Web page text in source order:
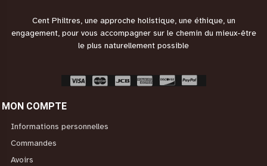
Cent Philtres, une approche holistique, une éthique, un
engagement, pour vous accompagner sur le chemin du mieux-être
le plus naturellement possible
MON COMPTE
Informations personnelles
Commandes
Avoirs